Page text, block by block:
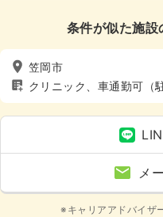
条件が似た施設
笠岡市
クリニック、車通勤可（
メ
※キャリアアドバイザ